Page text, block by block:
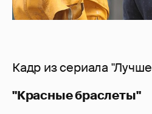
Кадр из сериала
"Красные браслеты"